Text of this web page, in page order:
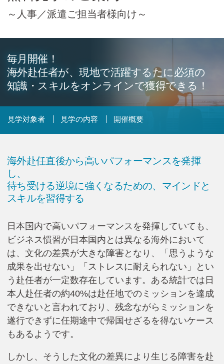
Cicom Brainsについて
採用情報・講師募集
アジア・ネットワーク
お問い合わせ
検
索:
～人事／派遣ご担当者様向け～
毎月開催！
海外赴任者が、現地で活躍するたに必須の
知識・スキルをオンラインで獲得できる！
見学対象者 見学の内容 開催概要
海外赴任直後から高いパフォーマンスを発揮
し、
待ち受ける逆境に強くなるための、マインドと
スキルを習得する
日本国内で高いパフォーマンスを発揮していても、
ビジネス慣習が日本国内とは異なる海外において
は、文化の差異が大きな障害となり、「思うような
成果を出せない」「ストレスに耐えられない」とい
う赴任者が一定数存在しています。ある統計では日
本人赴任者の約40%は赴任地でのミッションを達成
できないと言われており、残念ながらミッションを
遂行できずに任期途中で帰国せざるを得ないケース
もあるようです。
しかし、そうした文化の差異により生じる障害を赴